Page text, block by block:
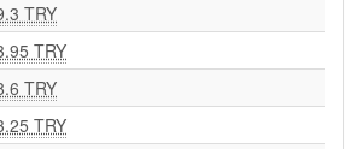
TRY
TRY
TRY
TRY